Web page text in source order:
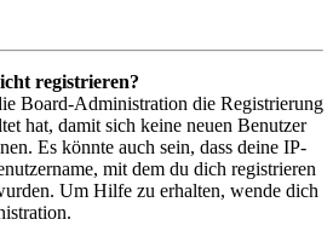
registrieren?
Board-Administration die Registrierung
hat, damit sich keine neuen Benutzer
Es könnte auch sein, dass deine IP-
mit dem du dich registrieren
Um Hilfe zu erhalten, wende dich